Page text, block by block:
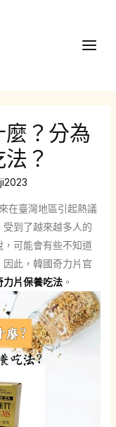
？分為
？
在臺灣地區引起熱議
到了越來越多人的
可能會有些不知道
此，韓國奇力片官
力片保養吃法。